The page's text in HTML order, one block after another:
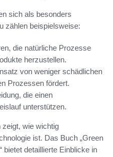
sich als besonders
zählen beispielsweise:
die natürliche Prozesse
herzustellen.
von weniger schädlichen
Prozessen fördert.
die einen
unterstützen.
zeigt, wie wichtig
ist. Das Buch „Green
detaillierte Einblicke in